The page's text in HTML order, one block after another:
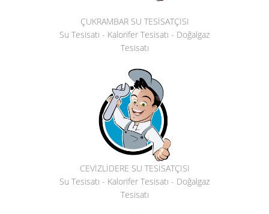
ÇUKRAMBAR SU TESİSATÇISI
Su Tesisatı - Kalorifer Tesisatı - Doğalgaz
Tesisatı
CEVİZLİDERE SU TESİSATÇISI
Su Tesisatı - Kalorifer Tesisatı - Doğalgaz
Tesisatı